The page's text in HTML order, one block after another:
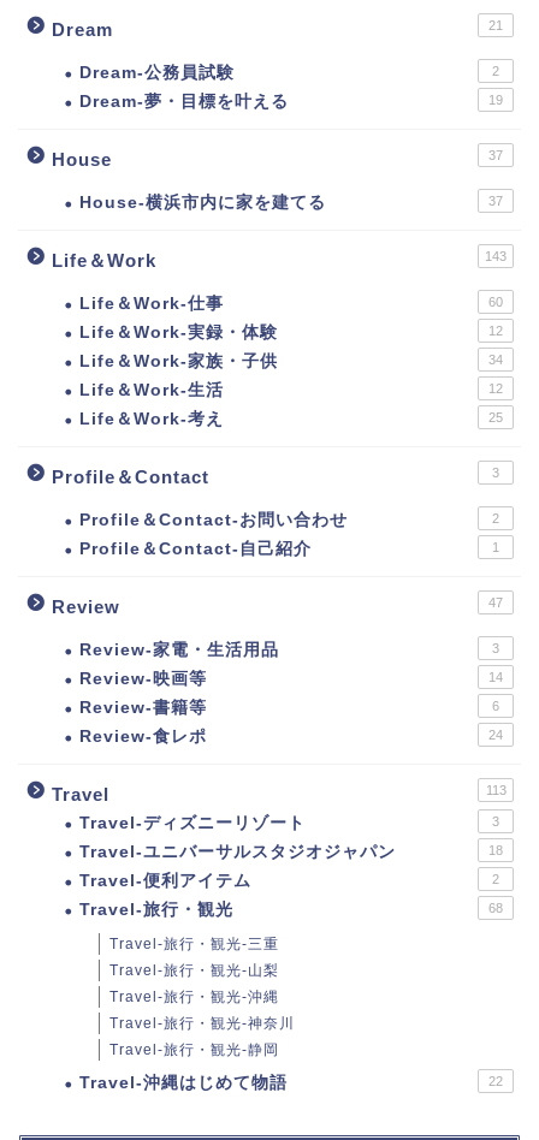
Dream 21
Dream-公務員試験 2
Dream-夢・目標を叶える 19
House 37
House-横浜市内に家を建てる 37
Life＆Work 143
Life＆Work-仕事 60
Life＆Work-実録・体験 12
Life＆Work-家族・子供 34
Life＆Work-生活 12
Life＆Work-考え 25
Profile＆Contact 3
Profile＆Contact-お問い合わせ 2
Profile＆Contact-自己紹介 1
Review 47
Review-家電・生活用品 3
Review-映画等 14
Review-書籍等 6
Review-食レポ 24
Travel 113
Travel-ディズニーリゾート 3
Travel-ユニバーサルスタジオジャパン 18
Travel-便利アイテム 2
Travel-旅行・観光 68
Travel-旅行・観光-三重
Travel-旅行・観光-山梨
Travel-旅行・観光-沖縄
Travel-旅行・観光-神奈川
Travel-旅行・観光-静岡
Travel-沖縄はじめて物語 22